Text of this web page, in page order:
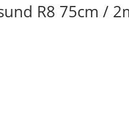
R8 75cm /